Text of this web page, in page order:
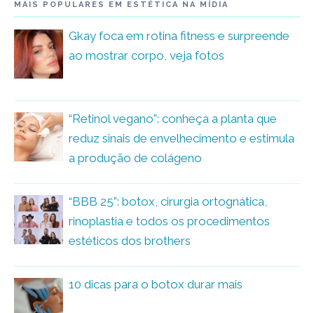
MAIS POPULARES EM ESTÉTICA NA MÍDIA
Gkay foca em rotina fitness e surpreende
ao mostrar corpo, veja fotos
“Retinol vegano”: conheça a planta que
reduz sinais de envelhecimento e estimula
a produção de colágeno
“BBB 25”: botox, cirurgia ortognática,
rinoplastia e todos os procedimentos
estéticos dos brothers
10 dicas para o botox durar mais